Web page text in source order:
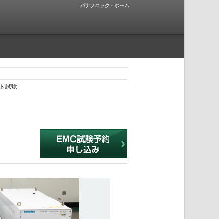
パナソニック・ホーム
試験